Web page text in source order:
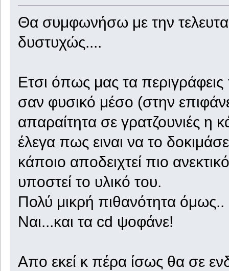
Θα συμφωνήσω με την
δυστυχώς....
Ετσι όπως μας τα
σαν φυσικό μέσο (στην
απαραίτητα σε γρατζουνιές η
έλεγα πως ειναι να το
κάποιο αποδειχτεί πιο
υποστεί το υλικό του.
Πολύ μικρή πιθανότητα όμως..
Ναι...και τα cd ψοφάνε!
Απο εκεί κ πέρα ίσως θα σε